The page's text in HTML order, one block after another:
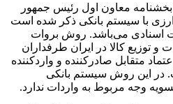
معاون اول رئیس جمهور
با سیستم بانکی ذکر شده است
اسنادی می‌باشد. روش بروات
توزیع کالا در ایران طرفداران
متقابل صادرکننده و واردکننده
در این روش سیستم بانکی
وجه مربوط به واردات ندارد.